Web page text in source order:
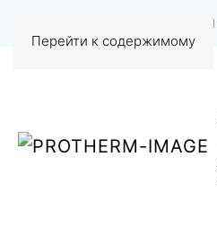
Перейти к содержимому